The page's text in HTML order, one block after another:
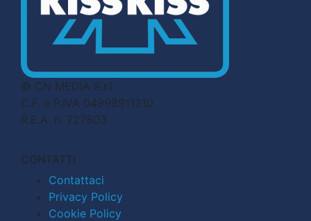
© CN MEDIA S.r.l.
C.F. e P.IVA 04998911210
R.E.A. n. 727803
CONTATTI
Contattaci
Privacy Policy
Cookie Policy